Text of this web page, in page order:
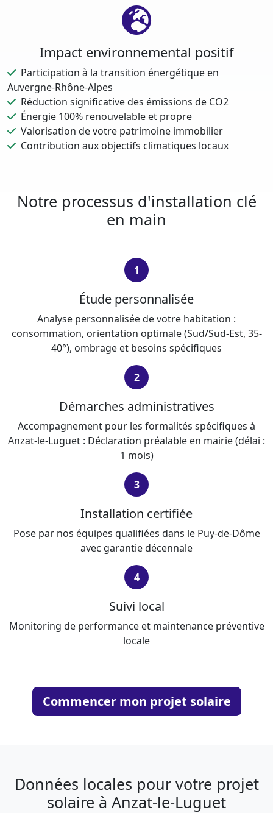
Impact environnemental positif
Participation à la transition énergétique en
Auvergne-Rhône-Alpes
Réduction significative des émissions de CO2
Énergie 100% renouvelable et propre
Valorisation de votre patrimoine immobilier
Contribution aux objectifs climatiques locaux
Notre processus d'installation clé
en main
1
Étude personnalisée
Analyse personnalisée de votre habitation :
consommation, orientation optimale (Sud/Sud-Est, 35-
40°), ombrage et besoins spécifiques
2
Démarches administratives
Accompagnement pour les formalités spécifiques à
Anzat-le-Luguet : Déclaration préalable en mairie (délai :
1 mois)
3
Installation certifiée
Pose par nos équipes qualifiées dans le Puy-de-Dôme
avec garantie décennale
4
Suivi local
Monitoring de performance et maintenance préventive
locale
Commencer mon projet solaire
Données locales pour votre projet
solaire à Anzat-le-Luguet